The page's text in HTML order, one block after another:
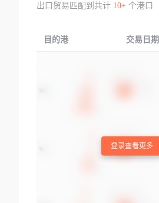
出口贸易匹配到共计 10+个港口
目的港 交易日
登录查看更多